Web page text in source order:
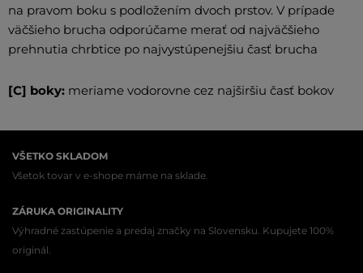
na pravom boku s podložením dvoch prstov. V prípade
väčšieho brucha odporúčame merať od najväčšieho
prehnutia chrbtice po najvystúpenejšiu časť brucha
[C] boky: meriame vodorovne cez najširšiu časť bokov
VŠETKO SKLADOM
Všetok tovar v e-shope máme na sklade.
ZÁRUKA ORIGINALITY
Výhradné zastúpenie a predaj značky na Slovensku. Kupujete 100%
originál.